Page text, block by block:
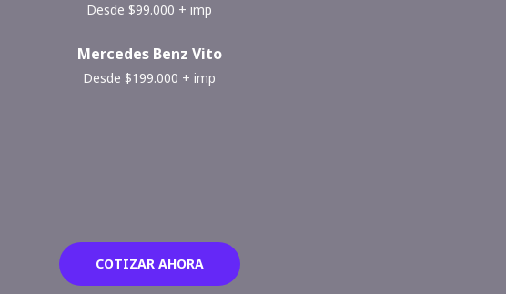
Desde $99.000 + imp
Mercedes Benz Vito
Desde $199.000 + imp
COTIZAR AHORA